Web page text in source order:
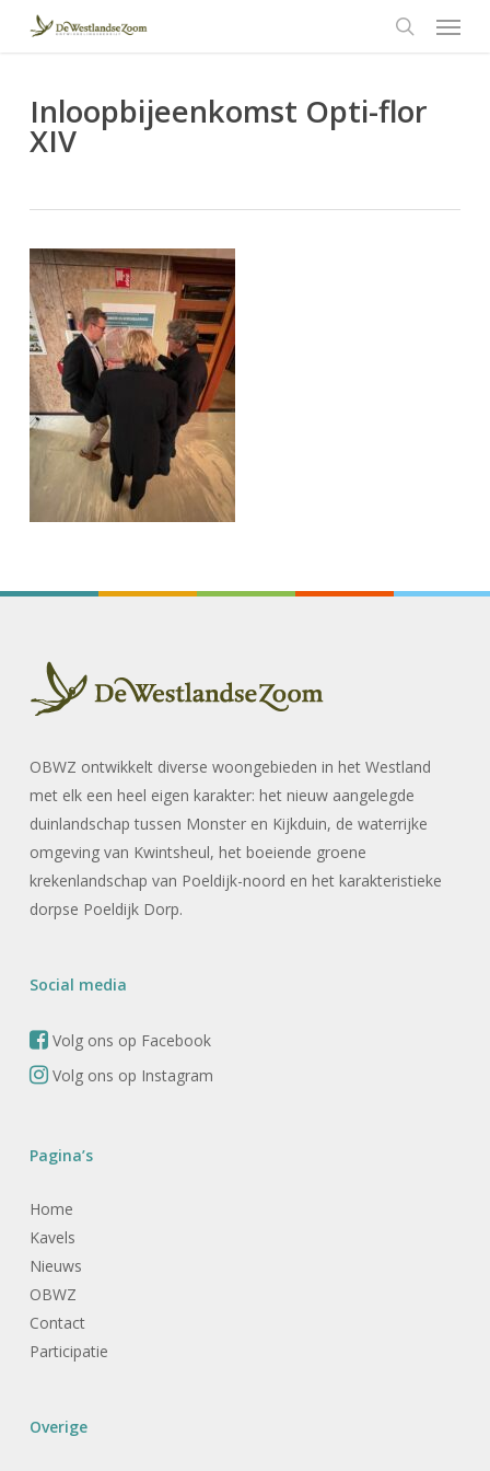
content
Menu
Inloopbijeenkomst Opti-flor
XIV
OBWZ ontwikkelt diverse woongebieden in het Westland
met elk een heel eigen karakter: het nieuw aangelegde
duinlandschap tussen Monster en Kijkduin, de waterrijke
omgeving van Kwintsheul, het boeiende groene
krekenlandschap van Poeldijk-noord en het karakteristieke
dorpse Poeldijk Dorp.
Social media
Volg ons op Facebook
Volg ons op Instagram
Pagina’s
Home
Kavels
Nieuws
OBWZ
Contact
Participatie
Overige